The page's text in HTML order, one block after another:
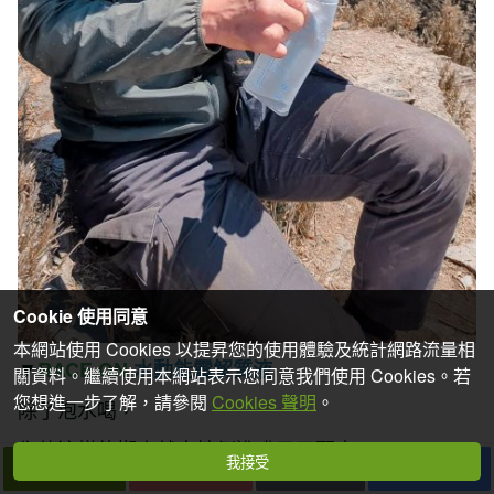
▼RACE ON水動能電解質液
除了泡水喝，
像他這樣的懶人就直接倒進嘴巴再配水
Cookie 使用同意
本網站使用 Cookies 以提昇您的使用體驗及統計網路流量相
關資料。繼續使用本網站表示您同意我們使用 Cookies。若
您想進一步了解，請參閱 Cookies 聲明 。
我接受